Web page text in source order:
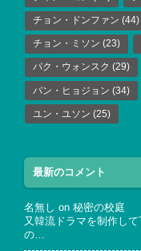
チョン・ドンファン (44)
チョン・ミソン (23)
パク・ウォンスク (29)
パン・ヒョジョン (34)
ユン・ユソン (25)
最新のコメント
名無し on 秘密の校庭
又韓流ドラマを制作し
の…